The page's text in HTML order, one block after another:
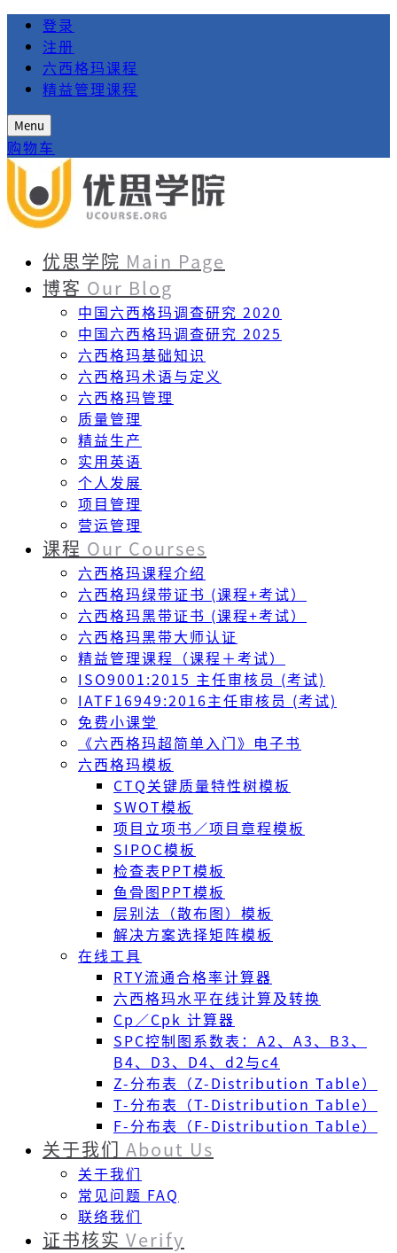
登录
注册
六西格玛课程
精益管理课程
Menu
购物车
优思学院 Main Page
博客 Our Blog
中国六西格玛调查研究 2020
中国六西格玛调查研究 2025
六西格玛基础知识
六西格玛术语与定义
六西格玛管理
质量管理
精益生产
实用英语
个人发展
项目管理
营运管理
课程 Our Courses
六西格玛课程介绍
六西格玛绿带证书 (课程+考试）
六西格玛黑带证书 (课程+考试）
六西格玛黑带大师认证
精益管理课程（课程＋考试）
ISO9001:2015 主任审核员 (考试)
IATF16949:2016主任审核员 (考试)
免费小课堂
《六西格玛超简单入门》电子书
六西格玛模板
CTQ关键质量特性树模板
SWOT模板
项目立项书／项目章程模板
SIPOC模板
检查表PPT模板
鱼骨图PPT模板
层别法（散布图）模板
解决方案选择矩阵模板
在线工具
RTY流通合格率计算器
六西格玛水平在线计算及转换
Cp／Cpk 计算器
SPC控制图系数表：A2、A3、B3、
B4、D3、D4、d2与c4
Z-分布表（Z-Distribution Table）
T-分布表（T-Distribution Table）
F-分布表（F-Distribution Table）
关于我们 About Us
关于我们
常见问题 FAQ
联络我们
证书核实 Verify